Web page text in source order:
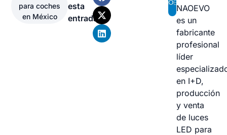
para coches
en México
esta
entrada
NAOEVO
es un
fabricante
profesional
líder
en I+D,
producción
y venta
de luces
LED para